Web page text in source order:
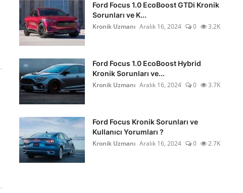
Ford Focus 1.0 EcoBoost GTDi Kronik
Sorunları ve K...
Kronik Uzmanı Aralık 16, 2024 0 3.2K
Ford Focus 1.0 EcoBoost Hybrid
Kronik Sorunları ve...
Kronik Uzmanı Aralık 16, 2024 0 3.7K
Ford Focus Kronik Sorunları ve
Kullanıcı Yorumları ?
Kronik Uzmanı Aralık 16, 2024 0 2.7K